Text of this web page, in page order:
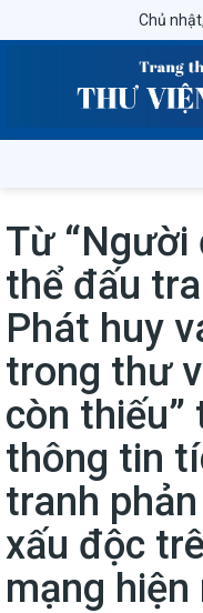
Chủ
Từ “Người
thể đấu
Phát huy
trong thư
còn
thông tin
tranh
xấu độc
mạng hiện